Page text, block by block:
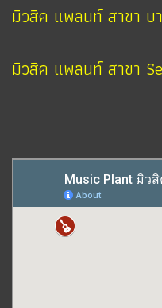
มิวสิค แพลนท์ สาขา บ
มิวสิค แพลนท์ สาขา